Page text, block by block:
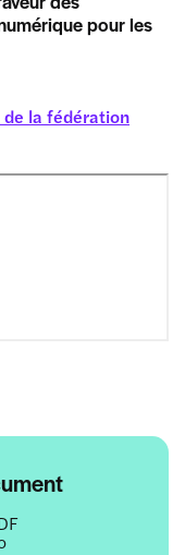
pour les
de la fédération